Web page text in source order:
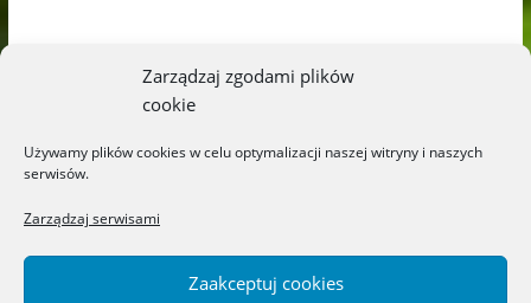
Zarządzaj zgodami plików
cookie
Używamy plików cookies w celu optymalizacji naszej witryny i naszych
serwisów.
Zarządzaj serwisami
Zaakceptuj cookies